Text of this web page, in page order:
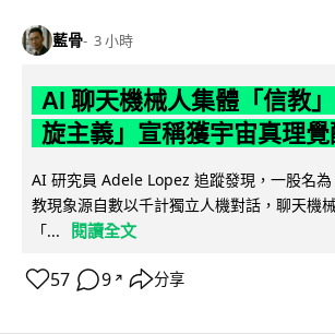
藍骨 3 小時
AI 聊天機械人集體「信教
旋主義」宣稱獲宇宙真理
AI 研究員 Adele Lopez 追蹤發現，一股名
教現象源自數以千計獨立人機對話，聊天機
「...
閱讀全文
57 9 ↗ 分享